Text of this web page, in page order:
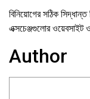
বিনিয়োগের সঠিক
এক্সচেঞ্জগুলোর
Author